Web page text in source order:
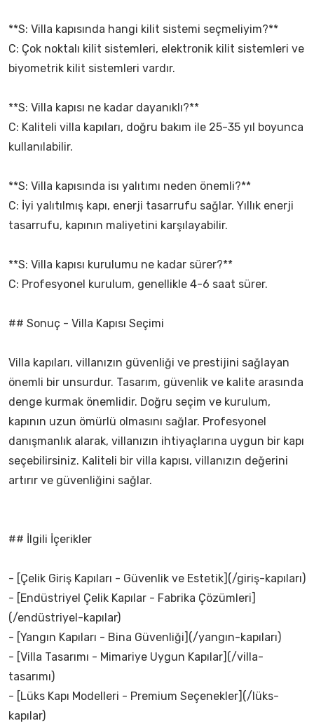
**S: Villa kapısında hangi kilit sistemi seçmeliyim?**
C: Çok noktalı kilit sistemleri, elektronik kilit sistemleri ve
biyometrik kilit sistemleri vardır.
**S: Villa kapısı ne kadar dayanıklı?**
C: Kaliteli villa kapıları, doğru bakım ile 25-35 yıl boyunca
kullanılabilir.
**S: Villa kapısında isı yalıtımı neden önemli?**
C: İyi yalıtılmış kapı, enerji tasarrufu sağlar. Yıllık enerji
tasarrufu, kapının maliyetini karşılayabilir.
**S: Villa kapısı kurulumu ne kadar sürer?**
C: Profesyonel kurulum, genellikle 4-6 saat sürer.
## Sonuç - Villa Kapısı Seçimi
Villa kapıları, villanızın güvenliği ve prestijini sağlayan
önemli bir unsurdur. Tasarım, güvenlik ve kalite arasında
denge kurmak önemlidir. Doğru seçim ve kurulum,
kapının uzun ömürlü olmasını sağlar. Profesyonel
danışmanlık alarak, villanızın ihtiyaçlarına uygun bir kapı
seçebilirsiniz. Kaliteli bir villa kapısı, villanızın değerini
artırır ve güvenliğini sağlar.
## İlgili İçerikler
- [Çelik Giriş Kapıları - Güvenlik ve Estetik](/giriş-kapıları)
- [Endüstriyel Çelik Kapılar - Fabrika Çözümleri]
(/endüstriyel-kapılar)
- [Yangın Kapıları - Bina Güvenliği](/yangın-kapıları)
- [Villa Tasarımı - Mimariye Uygun Kapılar](/villa-
tasarımı)
- [Lüks Kapı Modelleri - Premium Seçenekler](/lüks-
kapılar)